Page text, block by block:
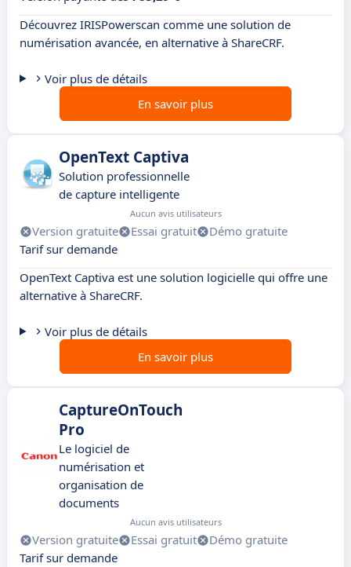
Découvrez IRISPowerscan comme une solution de
numérisation avancée, en alternative à ShareCRF.
Voir plus de détails
En savoir plus
OpenText Captiva
Solution professionnelle
de capture intelligente
Aucun avis utilisateurs
Version gratuite Essai gratuit
Démo gratuite
Tarif sur demande
OpenText Captiva est une solution logicielle qui offre une
alternative à ShareCRF.
Voir plus de détails
En savoir plus
CaptureOnTouch
Pro
Le logiciel de
numérisation et
organisation de
documents
Aucun avis utilisateurs
Version gratuite Essai gratuit
Démo gratuite
Tarif sur demande